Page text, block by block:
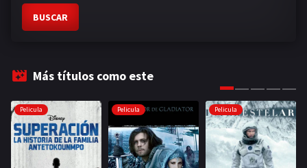
BUSCAR
Más títulos como este
Pelicula Pelicula Pelicula